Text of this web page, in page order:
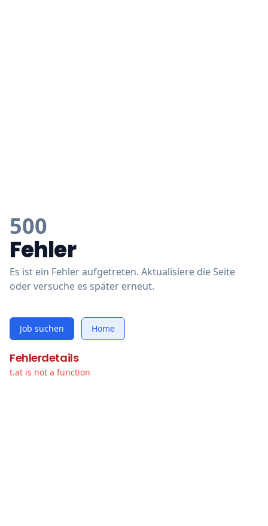
500
Fehler
Es ist ein Fehler aufgetreten. Aktualisiere die Seite
oder versuche es später erneut.
Job suchen Home
Fehlerdetails
t.at is not a function